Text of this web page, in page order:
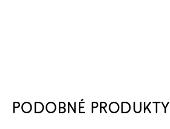
PODOBNÉ PRODUKTY